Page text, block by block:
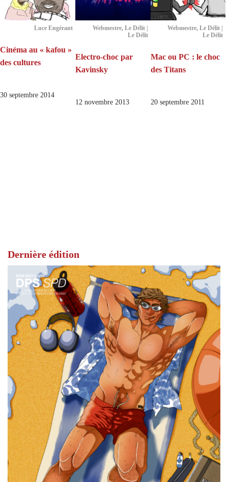
Luce Engérant
Cinéma au « kafou »
des cultures
30 septembre 2014
Webmestre, Le Délit |
Le Délit
Electro-choc par
Kavinsky
12 novembre 2013
Webmestre, Le Délit |
Le Délit
Mac ou PC : le choc
des Titans
20 septembre 2011
Dernière édition